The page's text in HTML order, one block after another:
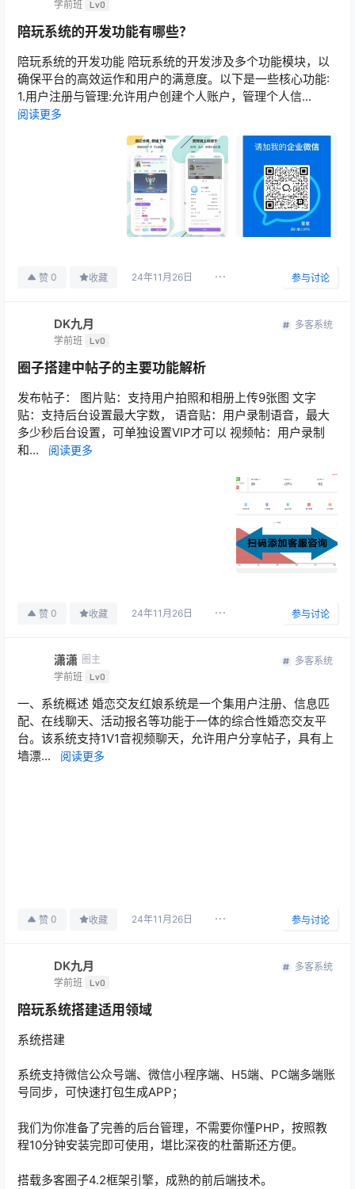
学前班 Lv0
陪玩系统的开发功能有哪些？
陪玩系统的开发功能 陪玩系统的开发涉及多个功能模块，以
确保平台的高效运作和用户的满意度。以下是一些核心功能:
1.用户注册与管理:允许用户创建个人账户，管理个人信...
阅读更多
赞 0 收藏 24年11月26日 参与讨论
DK九月
学前班 Lv0
多客系统
圈子搭建中帖子的主要功能解析
发布帖子： 图片贴：支持用户拍照和相册上传9张图 文字
贴：支持后台设置最大字数， 语音贴：用户录制语音，最大
多少秒后台设置，可单独设置VIP才可以 视频帖：用户录制
和...
阅读更多
赞 0 收藏 24年11月26日 参与讨论
潇潇 圈主
学前班 Lv0
多客系统
一、系统概述 婚恋交友红娘系统是一个集用户注册、信息匹
配、在线聊天、活动报名等功能于一体的综合性婚恋交友平
台。该系统支持1V1音视频聊天，允许用户分享帖子，具有上
墙漂...
阅读更多
赞 0 收藏 24年11月26日 参与讨论
DK九月
学前班 Lv0
多客系统
陪玩系统搭建适用领域
系统搭建
系统支持微信公众号端、微信小程序端、H5端、PC端多端账
号同步，可快速打包生成APP；
我们为你准备了完善的后台管理，不需要你懂PHP，按照教
程10分钟安装完即可使用，堪比深夜的杜蕾斯还方便。
搭载多客圈子4.2框架引擎，成熟的前后端技术。